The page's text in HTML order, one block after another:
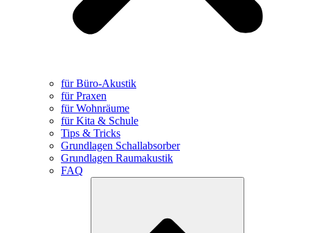
für Büro-Akustik
für Praxen
für Wohnräume
für Kita & Schule
Tips & Tricks
Grundlagen Schallabsorber
Grundlagen Raumakustik
FAQ